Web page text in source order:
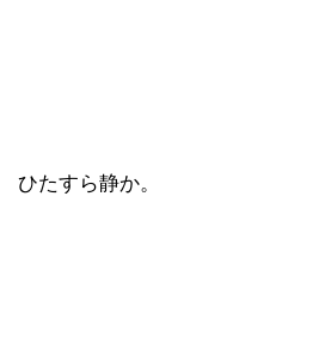
ひたすら静か。